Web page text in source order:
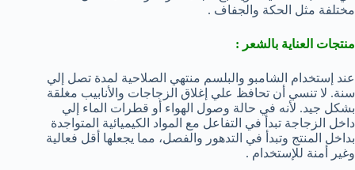
مختلفة مثل الحكة والجفاف .
منتجات العناية بالشعر :
عند إستخدام الشامبو والبلسم منتهي الصلاحية لمدة تصل إلي
سنة. لا تنسي أن تحافظ علي إغلاق الزجاجات والأنابيب مغلقة
بشكل جيد. لأنه في حالة وصول الهواء أو قطرات الماء إلي
داخل الزجاجة تبدأ في التفاعل مع المواد الكيميائية المتواجدة
بداخل المنتج وتبدأ في التدهور والفصل، مما يجعلها أقل فعالية
وغير أمنة للإستخدام .